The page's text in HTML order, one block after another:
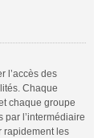
l’accès des
Chaque
chaque groupe
par l’intermédiaire
rapidement les